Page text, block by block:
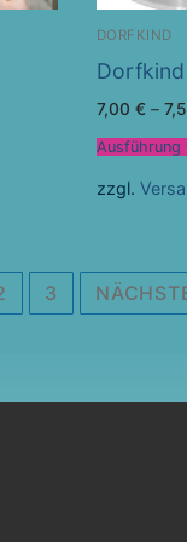
DORFKIND
Dorfkind
7,00 € –
Ausführung
zzgl.
3